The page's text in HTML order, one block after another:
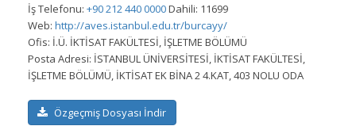
İş Telefonu: +90 212 440 0000Dahili: 11699
Web: http://aves.istanbul.edu.tr/burcayy/
Ofis: İ.Ü. İKTİSAT FAKÜLTESİ, İŞLETME BÖLÜMÜ
Posta Adresi: İSTANBUL ÜNİVERSİTESİ, İKTİSAT FAKÜLTESİ,
İŞLETME BÖLÜMÜ, İKTİSAT EK BİNA 2 4.KAT, 403 NOLU ODA
Özgeçmiş Dosyası İndir